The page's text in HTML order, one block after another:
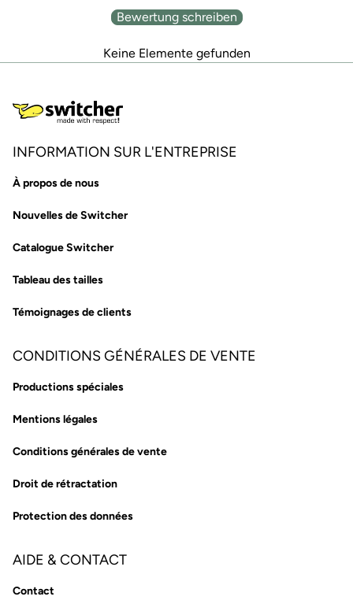
Bewertung schreiben
Keine Elemente gefunden
INFORMATION SUR L'ENTREPRISE
À propos de nous
Nouvelles de Switcher
Catalogue Switcher
Tableau des tailles
Témoignages de clients
CONDITIONS GÉNÉRALES DE VENTE
Productions spéciales
Mentions légales
Conditions générales de vente
Droit de rétractation
Protection des données
AIDE & CONTACT
Contact